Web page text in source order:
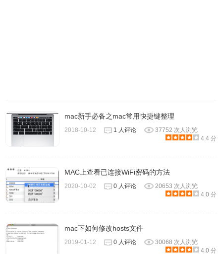
mac新手必备之mac常用快捷键整理
2018-10-12 1 人评论
37752 次人浏览
4.4 分
MAC上查看已连接WiFi密码的方法
2020-10-02 0 人评论
20653 次人浏览
4.0 分
mac下如何修改hosts文件
2019-01-12 0 人评论
30068 次人浏览
4.0 分